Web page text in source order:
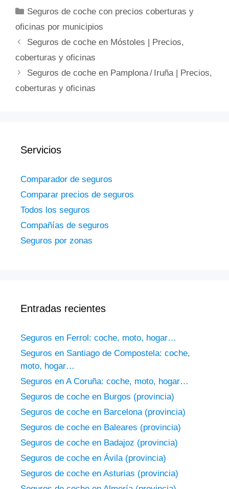
Categorías
Seguros de coche con precios coberturas y
oficinas por municipios
Seguros de coche en Móstoles | Precios,
coberturas y oficinas
Seguros de coche en Pamplona / Iruña | Precios,
coberturas y oficinas
Servicios
Comparador de seguros
Comparar precios de seguros
Todos los seguros
Compañías de seguros
Seguros por zonas
Entradas recientes
Seguros en Ferrol: coche, moto, hogar…
Seguros en Santiago de Compostela: coche,
moto, hogar…
Seguros en A Coruña: coche, moto, hogar…
Seguros de coche en Burgos (provincia)
Seguros de coche en Barcelona (provincia)
Seguros de coche en Baleares (provincia)
Seguros de coche en Badajoz (provincia)
Seguros de coche en Ávila (provincia)
Seguros de coche en Asturias (provincia)